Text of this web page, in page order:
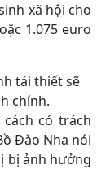
xã hội cho
1.075 euro
tái thiết sẽ
chính.
có trách
Đào Nha nói
bị ảnh hưởng